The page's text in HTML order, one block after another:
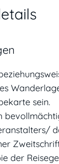
sein.
der